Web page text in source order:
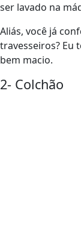
ser lavado na
Aliás, você já
travesseiros? Eu
bem macio.
2- Colchão